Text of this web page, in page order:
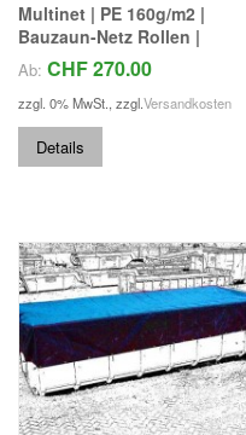
Multinet | PE 160g/m2 |
Bauzaun-Netz Rollen |
Ab: CHF 270.00
zzgl. 0% MwSt., zzgl.Versandkosten
Details